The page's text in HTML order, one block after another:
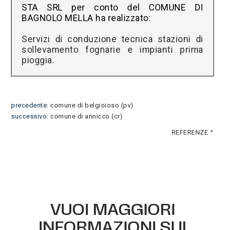
STA SRL per conto del COMUNE DI
BAGNOLO MELLA ha realizzato:
Servizi di conduzione tecnica stazioni di
sollevamento fognarie e impianti prima
pioggia.
precedente:comune di belgioioso (pv)
successivo:comune di annicco (cr)
REFERENZE
VUOI MAGGIORI